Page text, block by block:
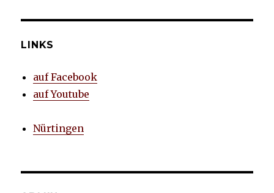
LINKS
auf Facebook
auf Youtube
Nürtingen